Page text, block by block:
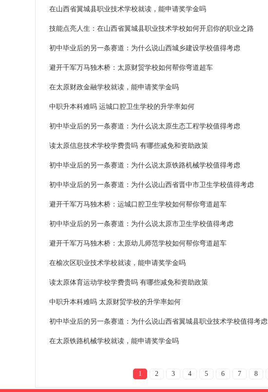
在山西省翼城县职业技术学校就读，能申请奖学金吗
技能点亮人生：在山西省翼城县职业技术学校如何开启你的职业之路
初中毕业后的另一条赛道：为什么说山西城乡建设学校值得考虑
避开千军万马独木桥：太原财贸学校如何帮你弯道超车
在太原财政金融学校就读，能申请奖学金吗
中职升本科难吗 运城口腔卫生学校的升学率如何
初中毕业后的另一条赛道：为什么说太原生态工程学校值得考虑
读太原信息技术学校学费贵吗 有哪些减免和资助政策
初中毕业后的另一条赛道：为什么说太原铁路机械学校值得考虑
初中毕业后的另一条赛道：为什么说山西省晋中市卫生学校值得考虑
避开千军万马独木桥：运城口腔卫生学校如何帮你弯道超车
初中毕业后的另一条赛道：为什么说太原市卫生学校值得考虑
避开千军万马独木桥：太原幼儿师范学校如何帮你弯道超车
在榆次区职业技术学校就读，能申请奖学金吗
读太原体育运动学校学费贵吗 有哪些减免和资助政策
中职升本科难吗 太原财贸学校的升学率如何
初中毕业后的另一条赛道：为什么说山西省翼城县职业技术学校值得考虑
在太原铁路机械学校就读，能申请奖学金吗
1 2 3 4 5 6 7 8